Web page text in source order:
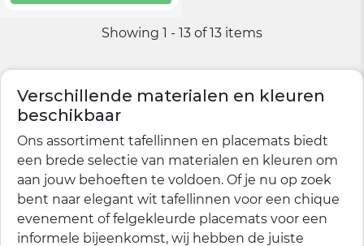
Showing 1 - 13 of 13 items
Verschillende materialen en kleuren
beschikbaar
Ons assortiment tafellinnen en placemats biedt
een brede selectie van materialen en kleuren om
aan jouw behoeften te voldoen. Of je nu op zoek
bent naar elegant wit tafellinnen voor een chique
evenement of felgekleurde placemats voor een
informele bijeenkomst, wij hebben de juiste